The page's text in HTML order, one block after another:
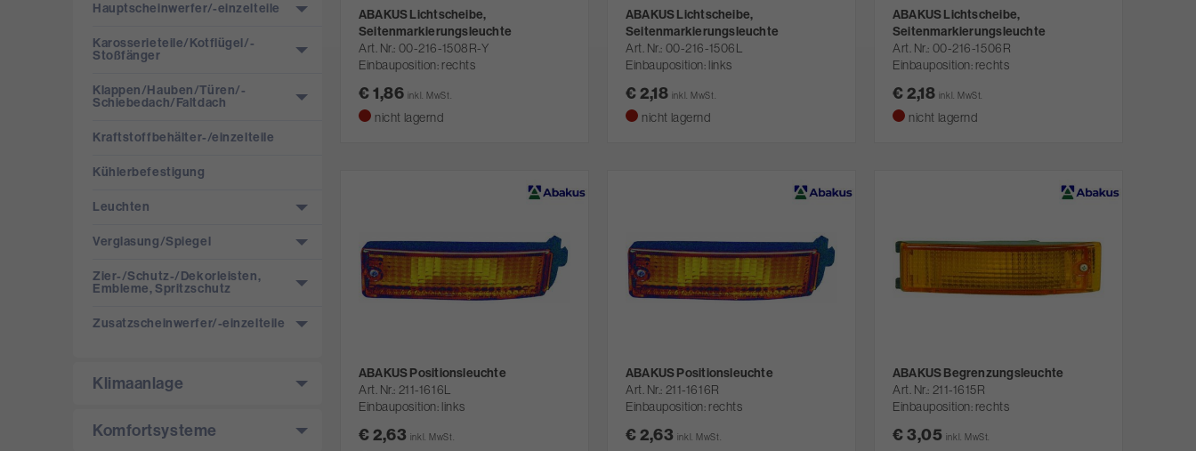
ABAKUS Lichtscheibe,
Seitenmarkierungsleuchte
Art. Nr. 00-216-1508R-Y
Einbauposition: rechts
€ 1,86 inkl. MwSt.
nicht lagernd
ABAKUS Lichtscheibe,
Seitenmarkierungsleuchte
Art. Nr. 00-216-1506L
Einbauposition: links
€ 2,18 inkl. MwSt.
nicht lagernd
ABAKUS Lichtscheibe,
Seitenmarkierungsleuchte
Art. Nr. 00-216-1506R
Einbauposition: rechts
€ 2,18 inkl. MwSt.
nicht lagernd
ABAKUS Positionsleuchte
Art. Nr. 211-1616L
Einbauposition: links
€ 2,63 inkl. MwSt.
ABAKUS Positionsleuchte
Art. Nr. 211-1616R
Einbauposition: rechts
€ 2,63 inkl. MwSt.
ABAKUS Begrenzungsleuchte
Art. Nr. 211-1615R
Einbauposition: rechts
€ 3,05 inkl. MwSt.
Hauptscheinwerfer/­-einzelteile
Karosserieteile/­Kotflügel/­
Stoßfänger
Klappen/­Hauben/­Türen/­
Schiebedach/­Faltdach
Kraftstoffbehälter-/­einzelteile
Kühlerbefestigung
Leuchten
Verglasung/­Spiegel
Zier-/­Schutz-/­Dekorleisten,
Embleme, Spritzschutz
Zusatzscheinwerfer/­-einzelteile
Klimaanlage
Komfortsysteme